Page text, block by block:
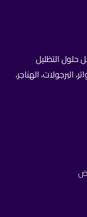
حلول التظليل
البرجولات، الهناجر،